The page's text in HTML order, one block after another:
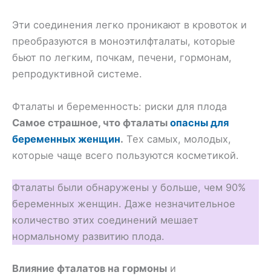
Эти соединения легко проникают в кровоток и
преобразуются в моноэтилфталаты, которые
бьют по легким, почкам, печени, гормонам,
репродуктивной системе.
Фталаты и беременность: риски для плода
Самое страшное, что фталаты опасны для
беременных женщин. Тех самых, молодых,
которые чаще всего пользуются косметикой.
Фталаты были обнаружены у больше, чем 90%
беременных женщин. Даже незначительное
количество этих соединений мешает
нормальному развитию плода.
Влияние фталатов на гормоны и